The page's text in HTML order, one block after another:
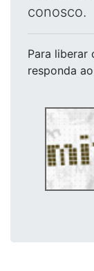
conosco.
Para liberar
responda